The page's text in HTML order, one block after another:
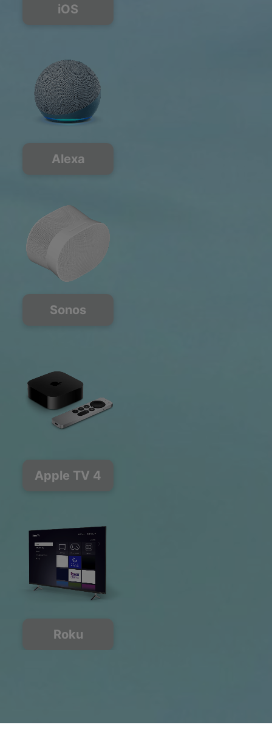
iOS
Alexa
Sonos
Apple TV 4
Roku